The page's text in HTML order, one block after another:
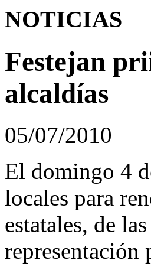
NOTICIAS
Festejan
alcaldías
05/07/2010
El domingo 4
locales para
estatales, de
representación